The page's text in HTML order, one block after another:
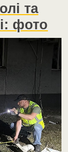
та
фото